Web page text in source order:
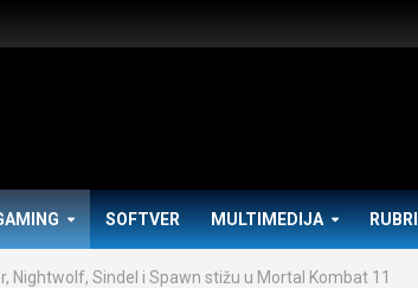
SOFTVER MULTIMEDIJA
Nightwolf, Sindel i Spawn stižu u Mortal Kombat 11